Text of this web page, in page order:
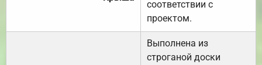
соответствии с
проектом.
Выполнена из
строганой доски